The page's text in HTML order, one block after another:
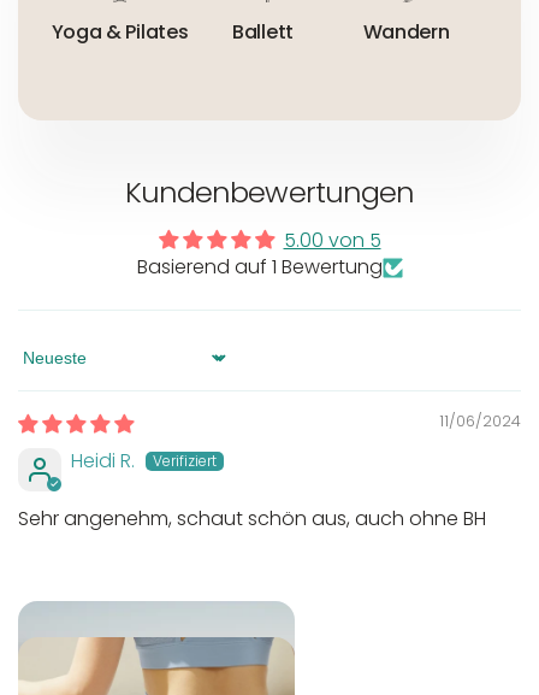
Yoga & Pilates Ballett Wandern
Kundenbewertungen
5.00 von 5
Basierend auf 1 Bewertung
Sort by
11/06/2024
Heidi R.
Sehr angenehm, schaut schön aus, auch ohne BH